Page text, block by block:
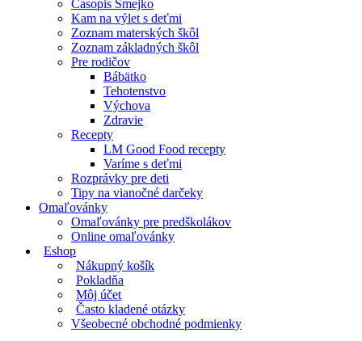
Časopis Smejko
Kam na výlet s deťmi
Zoznam materských škôl
Zoznam základných škôl
Pre rodičov
Bábätko
Tehotenstvo
Výchova
Zdravie
Recepty
LM Good Food recepty
Varíme s deťmi
Rozprávky pre deti
Tipy na vianočné darčeky
Omaľovánky
Omaľovánky pre predškolákov
Online omaľovánky
Eshop
Nákupný košík
Pokladňa
Môj účet
Často kladené otázky
Všeobecné obchodné podmienky